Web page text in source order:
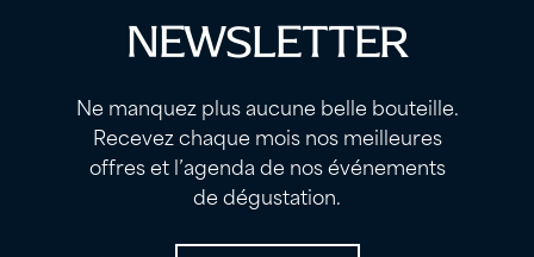
NEWSLETTER
Ne manquez plus aucune belle bouteille.
Recevez chaque mois nos meilleures
offres et l’agenda de nos événements
de dégustation.